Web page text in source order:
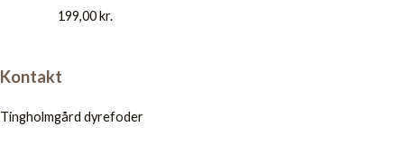
199,00kr.
Kontakt
Tingholmgård dyrefoder